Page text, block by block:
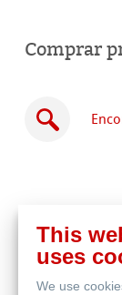
Comprar
Comprar
en
línea
This
uses
We use